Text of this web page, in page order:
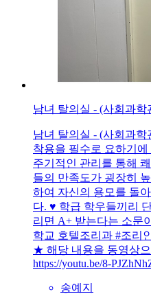
남녀 탈의실 - (사회과학
남녀 탈의실 - (사회과학
착용을 필수로 요하기
주기적인 관리를 통해
들의 만족도가 굉장히
하여 자신의 용모를 돌
다. ♥ 학급 학우들끼리
리면 A+ 받는다는 소문
학교 호텔조리과 #조리
★ 해당 내용을 동영상
https://youtu.be/8-
송예지